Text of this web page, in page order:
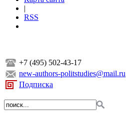
|
RSS
+7 (495) 502-43-17
new-authors-politstudies@mail.ru
Подписка